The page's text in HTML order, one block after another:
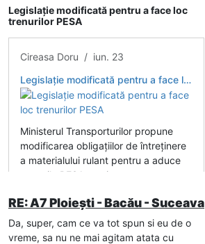
Legislație modificată pentru a face loc
trenurilor PESA
Cireasa Doru / iun. 23
Legislație modificată pentru a face loc trenurilor PESA
Ministerul Transporturilor propune
modificarea obligațiilor de întreținere
a materialului rulant pentru a aduce
trenurile PESA pe șine.
RE: A7 Ploiești - Bacău - Suceava
Da, super, cam ce va tot spun si eu de o
vreme, sa nu ne mai agitam atata cu